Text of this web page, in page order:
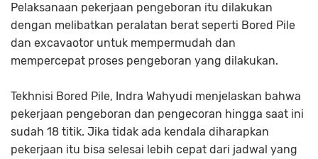
Pelaksanaan pekerjaan pengeboran itu dilakukan
dengan melibatkan peralatan berat seperti Bored Pile
dan excavaotor untuk mempermudah dan
mempercepat proses pengeboran yang dilakukan.
Tekhnisi Bored Pile, Indra Wahyudi menjelaskan bahwa
pekerjaan pengeboran dan pengecoran hingga saat ini
sudah 18 titik. Jika tidak ada kendala diharapkan
pekerjaan itu bisa selesai lebih cepat dari jadwal yang